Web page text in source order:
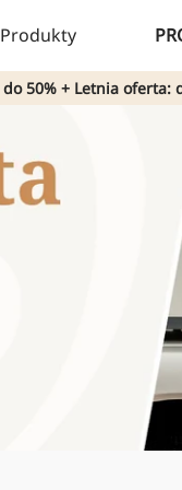
Produkty
50% + Letnia oferta: